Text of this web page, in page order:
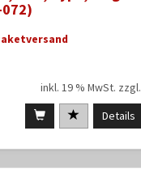
inkl. 19 % MwSt. zzgl.
Details